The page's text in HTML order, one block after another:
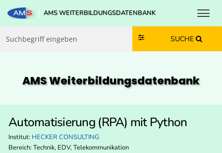
Zum Inhalt springen
Zum Navmenü springen
Zur Suche springen
Zur Footer springen
AMS WEITERBILDUNGSDATENBANK
SUCHE
AMS Weiterbildungs­datenbank
Automatisierung (RPA) mit Python
Institut: HECKER CONSULTING
Bereich: Technik, EDV, Telekommunikation